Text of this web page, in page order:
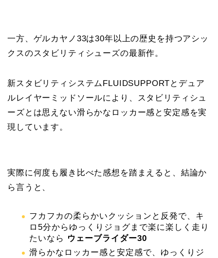
一方、ゲルカヤノ33は30年以上の歴史を持つアシッ
クスのスタビリティシューズの最新作。
新スタビリティシステムFLUIDSUPPORTとデュア
ルレイヤーミッドソールにより、スタビリティシュ
ーズとは思えない滑らかなロッカー感と安定感を実
現しています。
実際に何度も履き比べた感想を踏まえると、結論か
ら言うと、
フカフカの柔らかいクッションと反発で、キ
ロ5分からゆっくりジョグまで楽に楽しく走り
たいなら ウェーブライダー30
滑らかなロッカー感と安定感で、ゆっくりジ